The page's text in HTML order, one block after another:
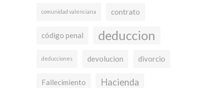
comunidad valenciana contrato
código penal deduccion
deducciones devolucion divorcio
Fallecimiento Hacienda